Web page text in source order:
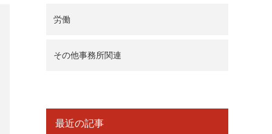
労働
その他事務所関連
最近の記事